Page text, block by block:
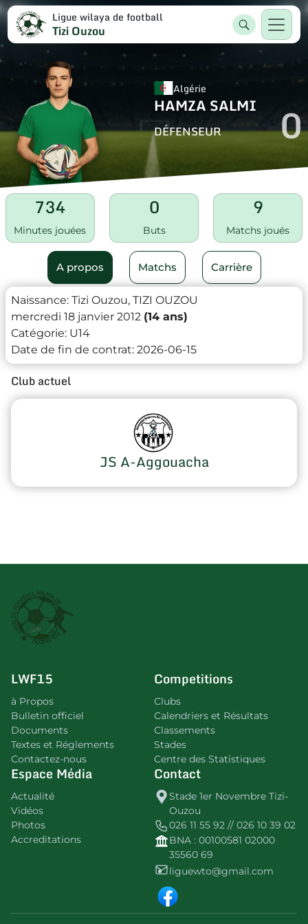
Ligue wilaya de football
Tizi Ouzou
Algérie
HAMZA SALMI
DÉFENSEUR 0
734
Minutes jouées
0
Buts
9
Matchs joués
A propos Matchs Carrière
Naissance: Tizi Ouzou, TIZI OUZOU
mercredi 18 janvier 2012 (14 ans)
Catégorie: U14
Date de fin de contrat: 2026-06-15
Club actuel
JS A-Aggouacha
LWF15
à Propos
Bulletin officiel
Documents
Textes et Réglements
Contactez-nous
Competitions
Clubs
Calendriers et Résultats
Classements
Stades
Centre des Statistiques
Espace Média
Actualité
Vidéos
Photos
Accreditations
Contact
Stade 1er Novembre Tizi-
Ouzou
026 11 55 92 // 026 10 39 02
BNA : 00100581 02000
35560 69
liguewto@gmail.com